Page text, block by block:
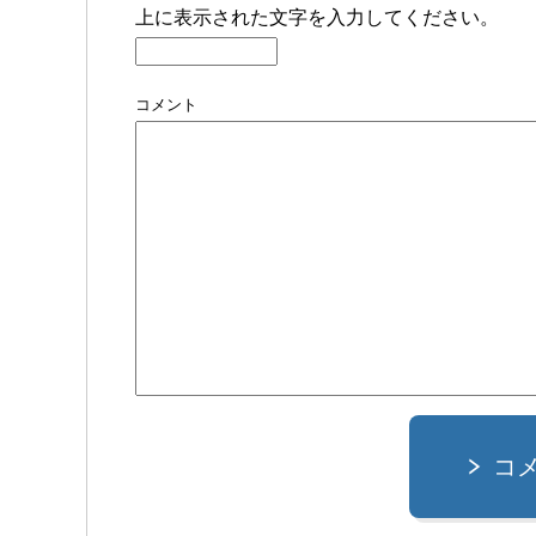
上に表示された文字を入力してください。
コメント
コ